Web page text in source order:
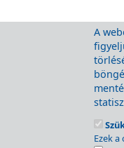
Jogi
A
Ezek